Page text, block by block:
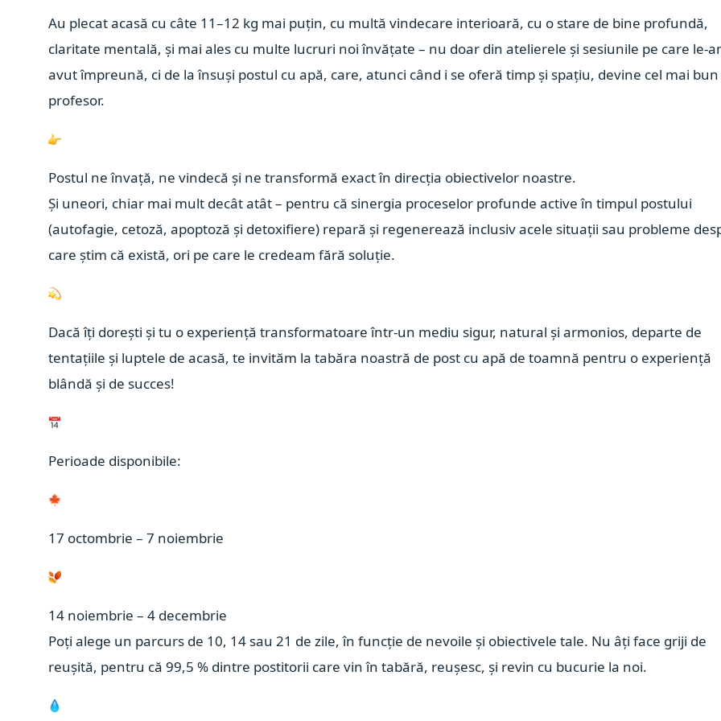
Au plecat acasă cu câte 11–12 kg mai puțin, cu multă vindecare interioară, cu o stare de bine profundă,
claritate mentală, și mai ales cu multe lucruri noi învățate – nu doar din atelierele și sesiunile pe care le-
avut împreună, ci de la însuși postul cu apă, care, atunci când i se oferă timp și spațiu, devine cel mai bun
profesor.
Postul ne învață, ne vindecă și ne transformă exact în direcția obiectivelor noastre.
Și uneori, chiar mai mult decât atât – pentru că sinergia proceselor profunde active în timpul postului
(autofagie, cetoză, apoptoză și detoxifiere) repară și regenerează inclusiv acele situații sau probleme
care știm că există, ori pe care le credeam fără soluție.
Dacă îți dorești și tu o experiență transformatoare într-un mediu sigur, natural și armonios, departe de
tentațiile și luptele de acasă, te invităm la tabăra noastră de post cu apă de toamnă pentru o experiență
blândă și de succes!
Perioade disponibile:
17 octombrie – 7 noiembrie
14 noiembrie – 4 decembrie
Poți alege un parcurs de 10, 14 sau 21 de zile, în funcție de nevoile și obiectivele tale. Nu âți face griji de
reușită, pentru că 99,5 % dintre postitorii care vin în tabără, reușesc, și revin cu bucurie la noi.